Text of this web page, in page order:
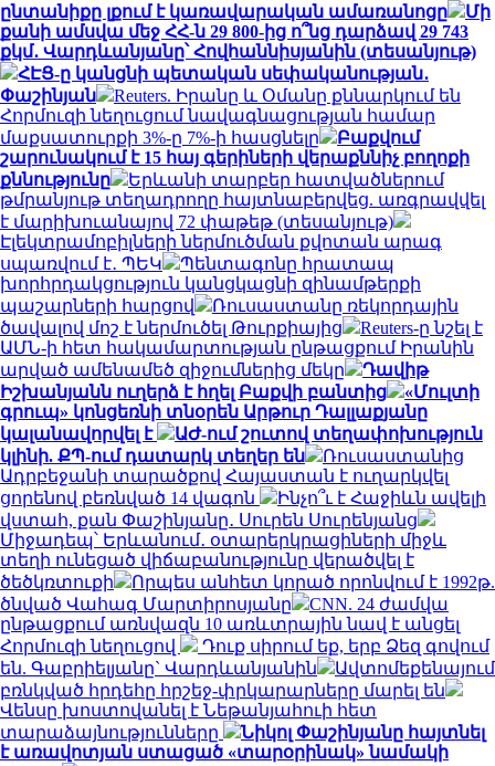
ընտանիքը լքում է կառավարական ամառանոցը
Մի
քանի ամսվա մեջ ՀՀ-ն 29 800-ից ո՞նց դարձավ 29 743
քկմ․ Վարդևանյանը՝ Հովհաննիսյանին (տեսանյութ)
ՀԷՑ-ը կանցնի պետական սեփականության․
Փաշինյան
Reuters. Իրանը և Օմանը քննարկում են
Հորմուզի նեղուցում նավագնացության համար
մաքսատուրքի 3%-ը 7%-ի հասցնելը
Բաքվում
շարունակում է 15 հայ գերիների վերաքննիչ բողոքի
քննությունը
Երևանի տարբեր հատվածներում
թմրանյութ տեղադրողը հայտնաբերվեց. առգրավվել
է մարիխուանայով 72 փաթեթ (տեսանյութ)
Էլեկտրամոբիլների ներմուծման քվոտան արագ
սպառվում է․ ՊԵԿ
Պենտագոնը հրատապ
խորհրդակցություն կանցկացնի զինամթերքի
պաշարների հարցով
Ռուսաստանը ռեկորդային
ծավալով մոշ է ներմուծել Թուրքիայից
Reuters-ը նշել է
ԱՄՆ-ի հետ հակամարտության ընթացքում Իրանին
արված ամենամեծ զիջումներից մեկը
Դավիթ
Իշխանյանն ուղերձ է հղել Բաքվի բանտից
«Մուլտի
գրուպ» կոնցեռնի տնօրեն Արթուր Դալլաքյանը
կալանավորվել է
ԱԺ-ում շուտով տեղափոխություն
կլինի. ՔՊ-ում դատարկ տեղեր են
Ռուսաստանից
Ադրբեջանի տարածքով Հայաստան է ուղարկվել
ցորենով բեռնված 14 վագոն
Ինչո՞ւ է Հաջիևն ավելի
վստահ, քան Փաշինյանը․ Սուրեն Սուրենյանց
Միջադեպ՝ Երևանում․ օտարերկրացիների միջև
տեղի ունեցած վիճաբանությունը վերածվել է
ծեծկռտուքի
Որպես անհետ կորած որոնվում է 1992թ.
ծնված Վահագ Մարտիրոսյանը
CNN. 24 ժամվա
ընթացքում առնվազն 10 առևտրային նավ է անցել
Հորմուզի նեղուցով
Դուք սիրում եք, երբ Ձեզ գովում
են. Գաբրիելյանը` Վարդևանյանին
Ավտոմեքենայում
բռնկված հրդեհը հրշեջ-փրկարարները մարել են
Վենսը խոստովանել է Նեթանյահուի հետ
տարաձայնությունները
Նիկոլ Փաշինյանը հայտնել
է առավոտյան ստացած «տարօրինակ» նամակի